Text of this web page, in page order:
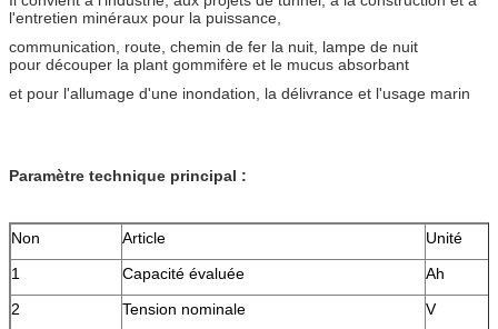
l'entretien minéraux pour la puissance,
communication, route, chemin de fer la nuit, lampe de nuit
pour découper la plant gommifère et le mucus absorbant
et pour l'allumage d'une inondation, la délivrance et l'usage marin
Paramètre technique principal :
Non Article
Unité
1
Capacité évaluée
Ah
2
Tension nominale
V